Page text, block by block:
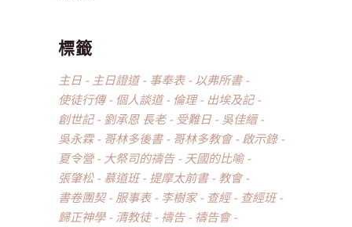
標籤
主日 主日證道 事奉表
以弗所書
使徒行傳
個人談道 倫理
出埃及記
創世記
劉承恩 長老 受難日
吳佳縉
吳永霖
哥林多後書 哥林多教會
啟示錄
夏令營
大祭司的禱告
天國的比喻
張肇松
慕道班 提摩太前書
教會
書卷團契
服事表 李樹家 查經
查經班
歸正神學
清教徒 禱告
禱告會